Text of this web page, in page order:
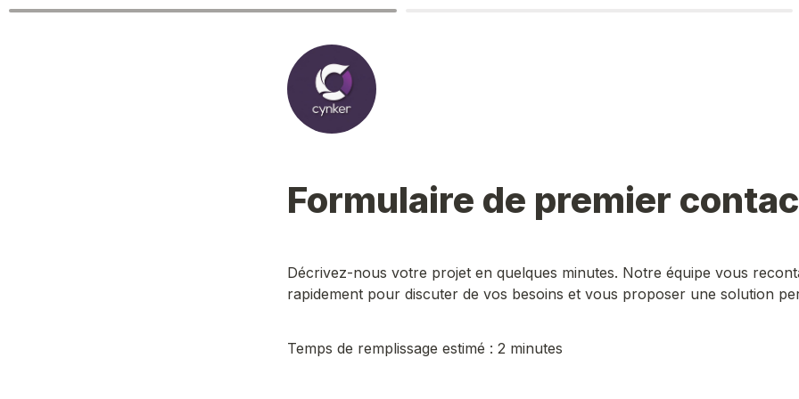
Formulaire de premier
Décrivez-nous votre projet en quelques minutes. Notre équipe vous
rapidement pour discuter de vos besoins et vous proposer une solution
Temps de remplissage estimé : 2 minutes